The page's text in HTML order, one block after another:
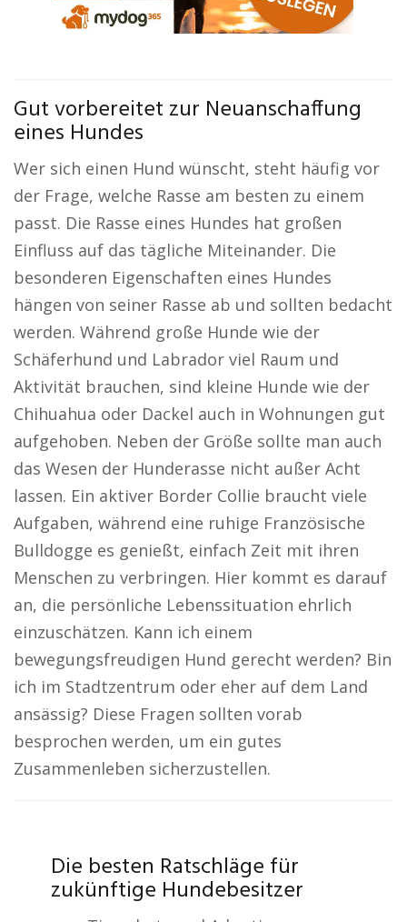
Gut vorbereitet zur Neuanschaffung
eines Hundes
Wer sich einen Hund wünscht, steht häufig vor
der Frage, welche Rasse am besten zu einem
passt. Die Rasse eines Hundes hat großen
Einfluss auf das tägliche Miteinander. Die
besonderen Eigenschaften eines Hundes
hängen von seiner Rasse ab und sollten bedacht
werden. Während große Hunde wie der
Schäferhund und Labrador viel Raum und
Aktivität brauchen, sind kleine Hunde wie der
Chihuahua oder Dackel auch in Wohnungen gut
aufgehoben. Neben der Größe sollte man auch
das Wesen der Hunderasse nicht außer Acht
lassen. Ein aktiver Border Collie braucht viele
Aufgaben, während eine ruhige Französische
Bulldogge es genießt, einfach Zeit mit ihren
Menschen zu verbringen. Hier kommt es darauf
an, die persönliche Lebenssituation ehrlich
einzuschätzen. Kann ich einem
bewegungsfreudigen Hund gerecht werden? Bin
ich im Stadtzentrum oder eher auf dem Land
ansässig? Diese Fragen sollten vorab
besprochen werden, um ein gutes
Zusammenleben sicherzustellen.
Die besten Ratschläge für
zukünftige Hundebesitzer